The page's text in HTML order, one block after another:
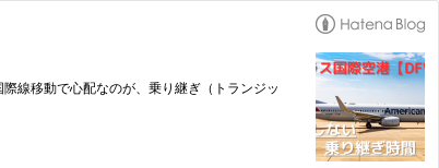
線移動で心配なのが、乗り継ぎ（トランジッ